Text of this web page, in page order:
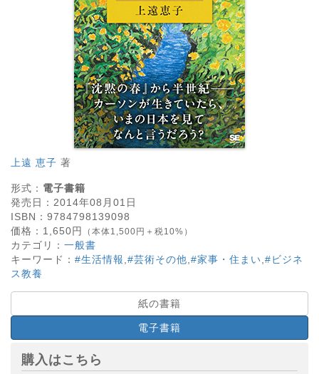
上遠 恵子 著
形式： 電子書籍
発売日： 2014年08月01日
ISBN： 9784798139098
価格： 1,650円 （本体1,500円＋税10%）
カテゴリ： 一般書
キーワード： #生活情報 #芸術その他 #家事・住まい #ビジネ
ス教養
紙の書籍
電子書籍
購入はこちら